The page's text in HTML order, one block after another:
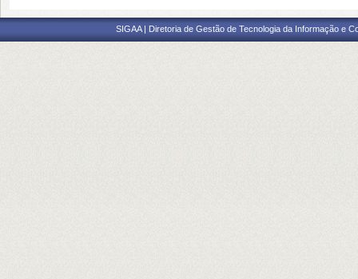
SIGAA | Diretoria de Gestão de Tecnologia da Informação e